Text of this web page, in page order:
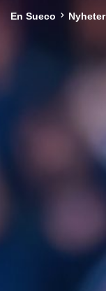
En Sueco Nyheter